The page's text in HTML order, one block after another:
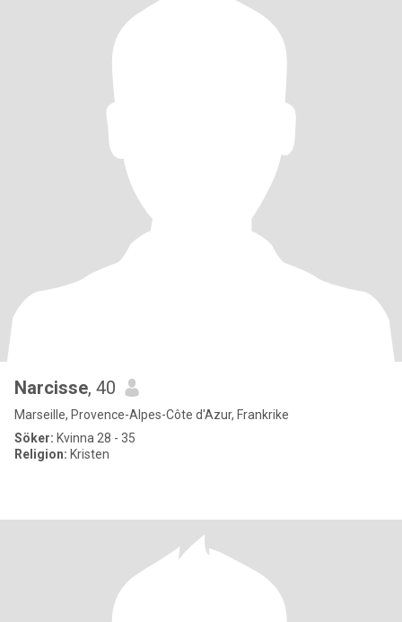
Narcisse, 40
Marseille, Provence-Alpes-Côte d'Azur, Frankrike
Söker: Kvinna 28 - 35
Religion: Kristen